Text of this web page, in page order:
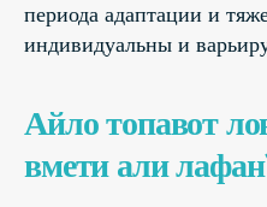
периода адаптации и
индивидуальны и
Айло топавот
вмети али